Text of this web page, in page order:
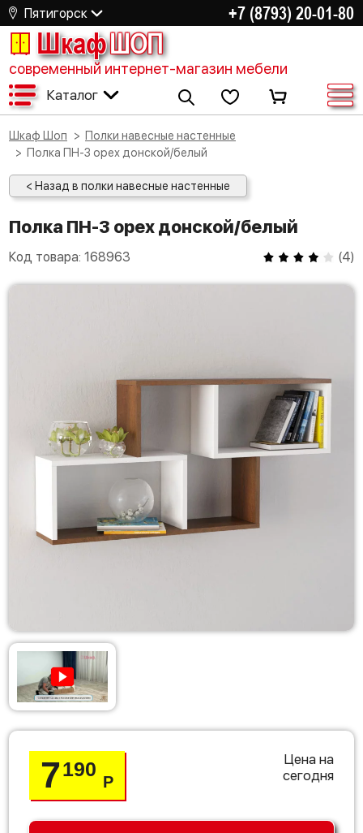
Пятигорск +7 (8793) 20-01-80
ШкафШОП
современный интернет-магазин мебели
Каталог
Шкаф Шоп
Полки навесные настенные
Полка ПН-3 орех донской/белый
< Назад в полки навесные настенные
Полка ПН-3 орех донской/белый
Код товара: 168963 (4)
7190
Р
Цена на
сегодня